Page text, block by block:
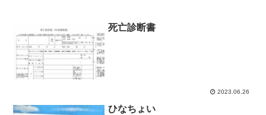
死亡診断書
2023.06.26
ひなちょい